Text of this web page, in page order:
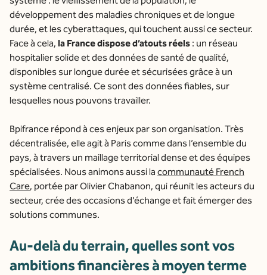
développement des maladies chroniques et de longue
durée, et les cyberattaques, qui touchent aussi ce secteur.
Face à cela, la France dispose d’atouts réels : un réseau
hospitalier solide et des données de santé de qualité,
disponibles sur longue durée et sécurisées grâce à un
système centralisé. Ce sont des données fiables, sur
lesquelles nous pouvons travailler.
Bpifrance répond à ces enjeux par son organisation. Très
décentralisée, elle agit à Paris comme dans l’ensemble du
pays, à travers un maillage territorial dense et des équipes
spécialisées. Nous animons aussi la communauté French
Care, portée par Olivier Chabanon, qui réunit les acteurs du
secteur, crée des occasions d’échange et fait émerger des
solutions communes.
Au-delà du terrain, quelles sont vos
ambitions financières à moyen terme